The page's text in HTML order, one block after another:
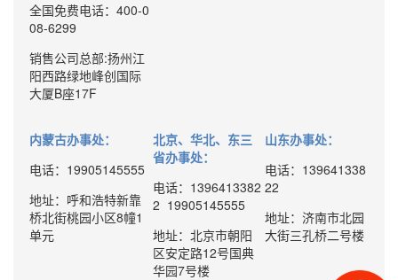
全国免费电话：400-0
08-6299
销售公司总部:扬州江
阳西路绿地峰创国际
大厦B座17F
内蒙古办事处：
电话：19905145555
地址：呼和浩特新靠
桥北街桃园小区8幢1
单元
北京、华北、东三
省办事处：
电话：1396413382
2 19905145555
地址：北京市朝阳
区安定路12号国典
华园7号楼
山东办事处：
电话：139641338
22
地址：济南市北园
大街三孔桥二号楼